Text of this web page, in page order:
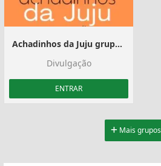
Achadinhos da Juju grupo #5
Divulgação
ENTRAR
Mais grupos